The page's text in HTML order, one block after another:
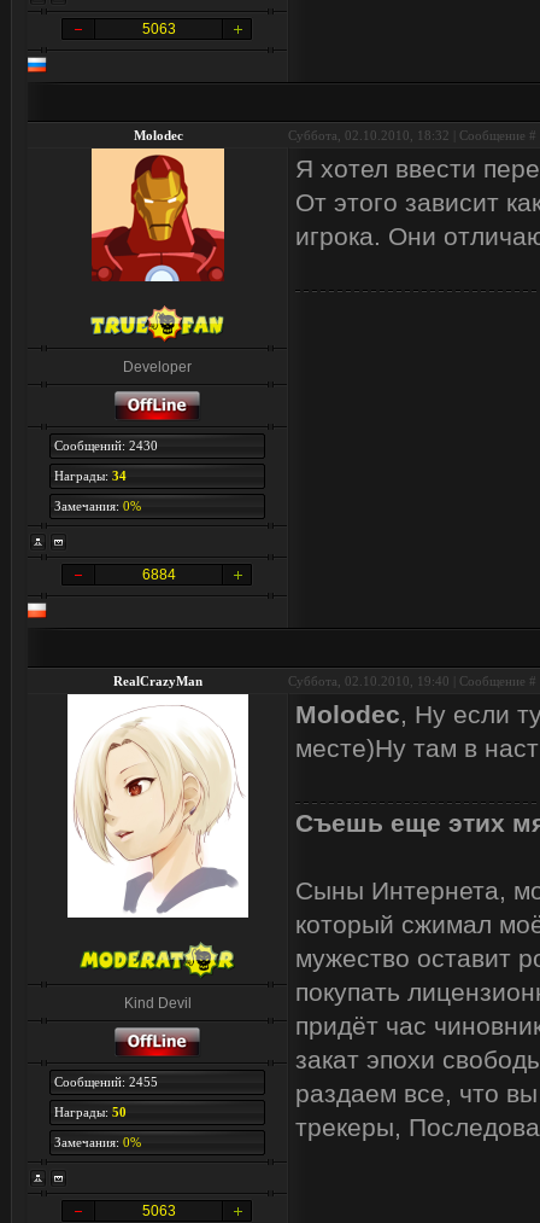
5063
Molodec Суббота, 02.10.2010, 18:32 | Сообщение #
Developer
Сообщений: 2430
Награды: 34
Замечания: 0%
6884
Я хотел ввести
От этого зависит
игрока. Они
RealCrazyMan Суббота, 02.10.2010, 19:40 | Сообщение #
Kind Devil
Сообщений: 2455
Награды: 50
Замечания: 0%
5063
Molodec, Ну если
месте)Ну там в
Съешь еще этих
Сыны Интернета,
который сжимал
мужество оставит
покупать
придёт час
закат эпохи
раздаем все, что
трекеры,